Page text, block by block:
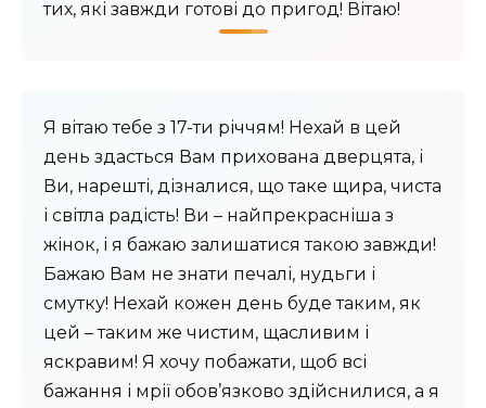
тих, які завжди готові до пригод! Вітаю!
Я вітаю тебе з 17-ти річчям! Нехай в цей
день здасться Вам прихована дверцята, і
Ви, нарешті, дізналися, що таке щира, чиста
і світла радість! Ви – найпрекрасніша з
жінок, і я бажаю залишатися такою завжди!
Бажаю Вам не знати печалі, нудьги і
смутку! Нехай кожен день буде таким, як
цей – таким же чистим, щасливим і
яскравим! Я хочу побажати, щоб всі
бажання і мрії обов’язково здійснилися, а я